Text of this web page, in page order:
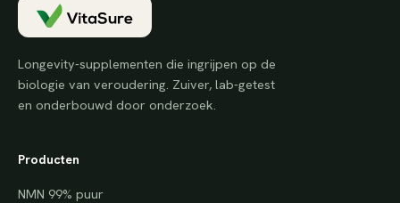
Longevity-supplementen die ingrijpen op de
biologie van veroudering. Zuiver, lab-getest
en onderbouwd door onderzoek.
Producten
NMN 99% puur